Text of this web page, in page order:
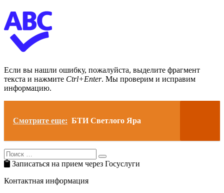
Если вы нашли ошибку, пожалуйста, выделите фрагмент
текста и нажмите Ctrl+Enter. Мы проверим и исправим
информацию.
Смотрите еще: БТИ Светлого Яра
Search
for:
Search
Записаться на прием через Госуслуги
Контактная информация